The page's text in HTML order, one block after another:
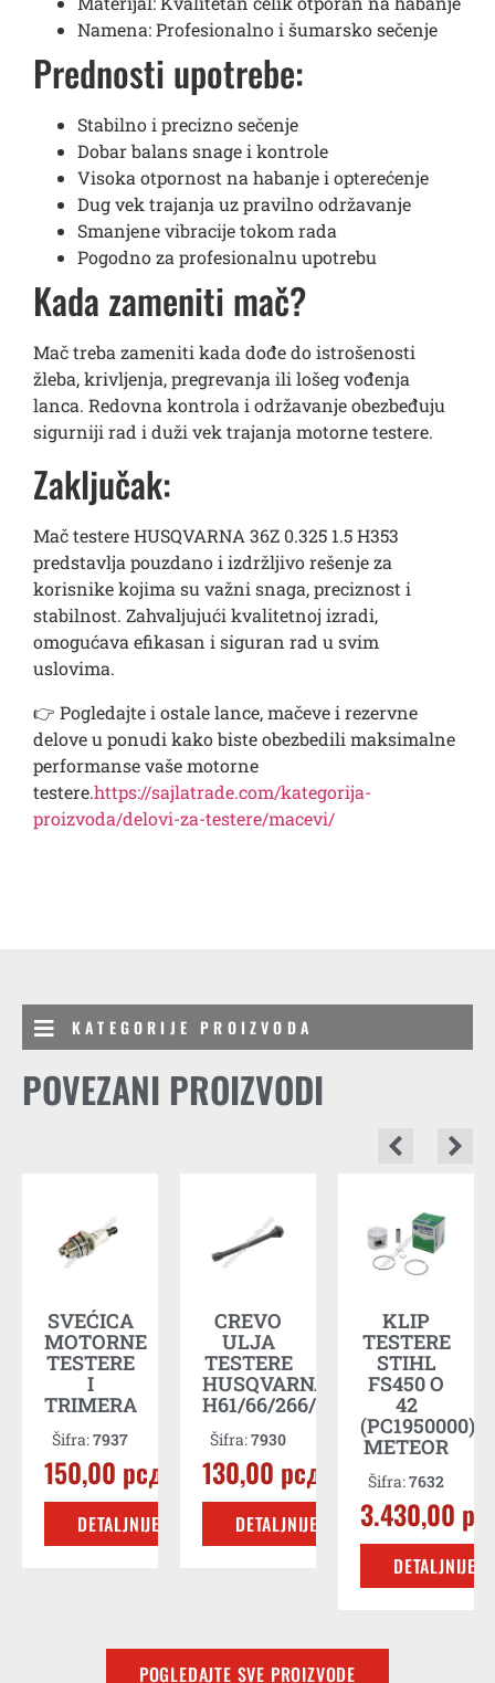
Namena: Profesionalno i šumarsko sečenje
Prednosti upotrebe:
Stabilno i precizno sečenje
Dobar balans snage i kontrole
Visoka otpornost na habanje i opterećenje
Dug vek trajanja uz pravilno održavanje
Smanjene vibracije tokom rada
Pogodno za profesionalnu upotrebu
Kada zameniti mač?
Mač treba zameniti kada dođe do istrošenosti
žleba, krivljenja, pregrevanja ili lošeg vođenja
lanca. Redovna kontrola i održavanje obezbeđuju
sigurniji rad i duži vek trajanja motorne testere.
Zaključak:
Mač testere HUSQVARNA 36Z 0.325 1.5 H353
predstavlja pouzdano i izdržljivo rešenje za
korisnike kojima su važni snaga, preciznost i
stabilnost. Zahvaljujući kvalitetnoj izradi,
omogućava efikasan i siguran rad u svim
uslovima.
👉 Pogledajte i ostale lance, mačeve i rezervne
delove u ponudi kako biste obezbedili maksimalne
performanse vaše motorne
testere.https://sajlatrade.com/kategorija-
proizvoda/delovi-za-testere/macevi/
KATEGORIJE PROIZVODA
POVEZANI PROIZVODI
SVEĆICA
MOTORNE
TESTERE
I
TRIMERA
Šifra:7937
150,00 рсд
DETALJNIJE
CREVO
ULJA
TESTERE
HUSQVARNA
H61/66/266/268/281
Šifra:7930
130,00 рсд
DETALJNIJE
KLIP
TESTERE
STIHL
FS450 O
42
(PC1950000)
METEOR
Šifra:7632
3.430,00
DETALJNIJE
POGLEDAJTE SVE PROIZVODE